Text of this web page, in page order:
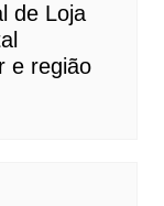
de Loja
e região